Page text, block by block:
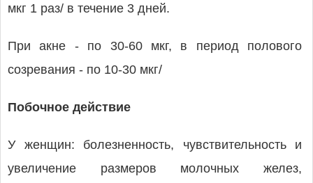
мкг 1 раз/ в течение 3 дней.
При акне - по 30-60 мкг, в период полового
созревания - по 10-30 мкг/
Побочное действие
У женщин: болезненность, чувствительность и
увеличение размеров молочных желез,